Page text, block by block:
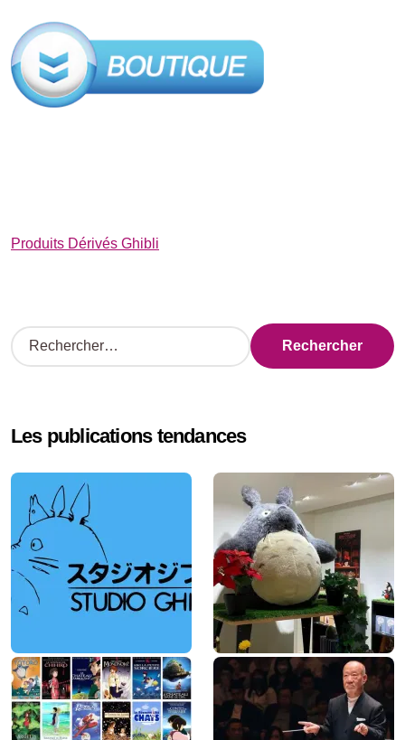
Produits Dérivés Ghibli
R
e
r
h
:
Les publications tendances